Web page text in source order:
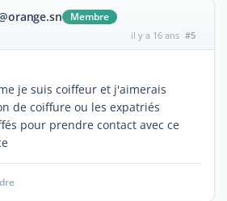
Membre
il y a 16 ans #5
je suis coiffeur et j'aimerais
de coiffure ou les expatriés
pour prendre contact avec ce